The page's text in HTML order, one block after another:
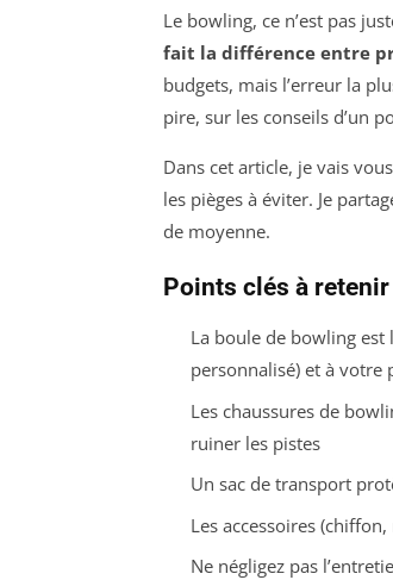
Le bowling, ce n’est pas
fait la différence entre
budgets, mais l’erreur la
pire, sur les conseils d’un
Dans cet article, je vais
les pièges à éviter. Je
de moyenne.
Points clés à retenir
La boule de bowling est
personnalisé) et à votre
Les chaussures de
ruiner les pistes
Un sac de transport
Les accessoires
Ne négligez pas